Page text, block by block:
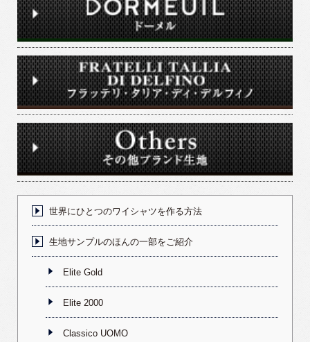
世界にひとつのワイシャツを作る方法
生地サンプルのほんの一部をご紹介
Elite Gold
Elite 2000
Classico UOMO